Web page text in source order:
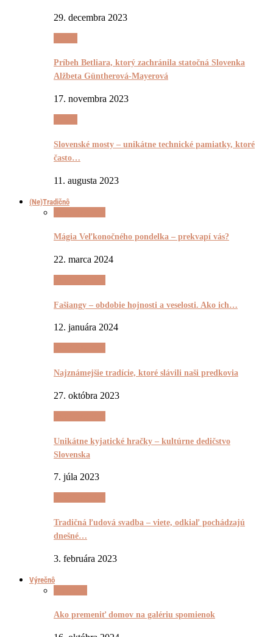
29. decembra 2023
Príbeh Betliara, ktorý zachránila statočná Slovenka
Alžbeta Güntherová-Mayerová
17. novembra 2023
Slovenské mosty – unikátne technické pamiatky, ktoré
často…
11. augusta 2023
(Ne)Tradičnô
Mágia Veľkonočného pondelka – prekvapí vás?
22. marca 2024
Fašiangy – obdobie hojnosti a veselosti. Ako ich…
12. januára 2024
Najznámejšie tradície, ktoré slávili naši predkovia
27. októbra 2023
Unikátne kyjatické hračky – kultúrne dedičstvo
Slovenska
7. júla 2023
Tradičná ľudová svadba – viete, odkiaľ pochádzajú
dnešné…
3. februára 2023
Výrečnô
Ako premeniť domov na galériu spomienok